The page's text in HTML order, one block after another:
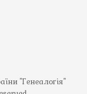
"Генеалогія"